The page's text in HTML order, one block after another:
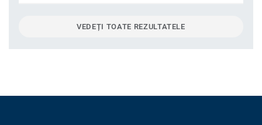
VEDEȚI TOATE REZULTATELE